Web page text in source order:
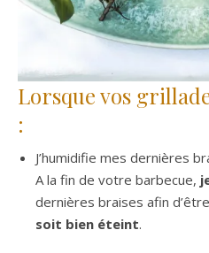
Lorsque vos
:
J’humidifie mes dernières
A la fin de votre barbecue,
dernières braises afin
soit bien éteint.